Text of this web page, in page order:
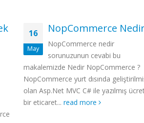
May
NopCommerce Nedir
NopCommerce nedir
sorunuzunun cevabi bu
makalemizde Nedir NopCommerce ?
NopCommerce yurt dısında geliştirilmiş
olan Asp.Net MVC C# ile yazılmış ücretsiz
bir eticaret...read more